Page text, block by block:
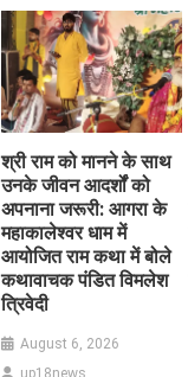
​श्री राम को मानने के साथ
उनके जीवन आदर्शों को
अपनाना जरूरी: आगरा के
महाकालेश्वर धाम में
आयोजित राम कथा में बोले
कथावाचक पंडित विमलेश
त्रिवेदी
August 6, 2026
up18news